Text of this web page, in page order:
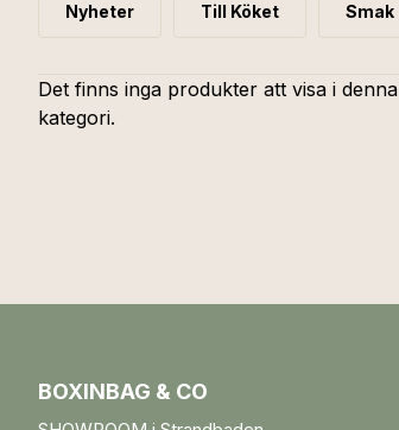
Nyheter Till Köket Smak
Det finns inga produkter att visa i denna
kategori.
BOXINBAG & CO